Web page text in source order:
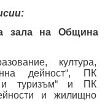
зала на Община
култура,
дейност“, ПК
и туризъм“ и ПК
и жилищно
и такси